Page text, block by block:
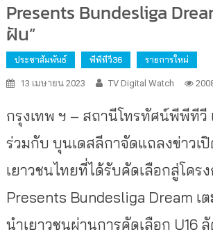
Presents Bundesliga
ฝัน”
ประชาสัมพันธ์ พีพีทีวี36 รายการใหม่
13 เมษายน 2023 TV Digital Watch
กรุงเทพ ฯ – สถานีโทรทัศน์พีพีทีวี
ร่วมกับ บุนเดสลีกาจัดแถลงข่าวเปิ
เยาวชนไทยที่ได้รับคัดเลือกสู่โครง
Presents Bundesliga Dream เต
นำเยาวชนผ่านการคัดเลือก U16